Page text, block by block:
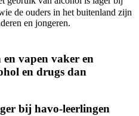
de ouders in het buitenland zijn
en jongeren.
en vapen vaker en
en drugs dan
bij havo-leerlingen